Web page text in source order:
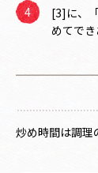
[3]に、
めてでき
炒め時間は調理